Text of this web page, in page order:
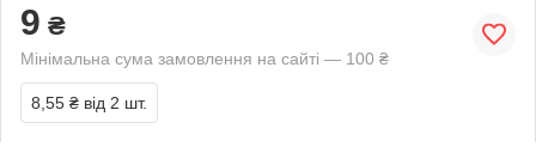
9 ₴
Мінімальна сума замовлення на сайті — 100 ₴
8,55 ₴ від 2 шт.